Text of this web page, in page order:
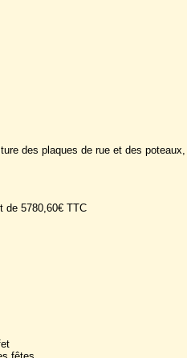
des plaques de rue et des
de 5780,60€ TTC